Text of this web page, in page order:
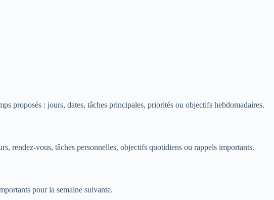
proposés : jours, dates, tâches principales, priorités ou objectifs hebdomadaires.
rendez-vous, tâches personnelles, objectifs quotidiens ou rappels importants.
pour la semaine suivante.